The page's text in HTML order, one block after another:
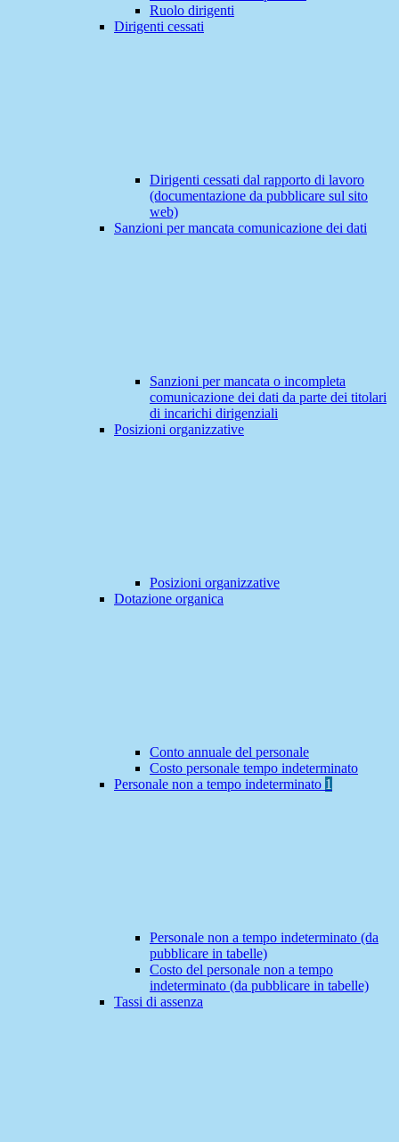
Ruolo dirigenti
Dirigenti cessati
Dirigenti cessati dal rapporto di lavoro
(documentazione da pubblicare sul sito
web)
Sanzioni per mancata comunicazione dei dati
Sanzioni per mancata o incompleta
comunicazione dei dati da parte dei titolari
di incarichi dirigenziali
Posizioni organizzative
Posizioni organizzative
Dotazione organica
Conto annuale del personale
Costo personale tempo indeterminato
Personale non a tempo indeterminato 1
Personale non a tempo indeterminato (da
pubblicare in tabelle)
Costo del personale non a tempo
indeterminato (da pubblicare in tabelle)
Tassi di assenza